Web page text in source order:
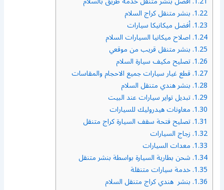
1.22. بنشر متنقل كراج السلام
1.23. أفضل ميكانيكا سيارات
1.24. اصلاح ميكانيا السيارات السلام
1.25. بنشر متنقل قريب من موقعي
1.26. تصليح مكيف سيارة السلام
1.27. قطع غيار سيارات جميع الاحجام والمقاسات
1.28. بنشر هندي متنقل السلام
1.29. تبديل تواير سيارات عند البيت
1.30. معاونات هيدروليك للسيارات
1.31. تصليح فتحة سقف السيارة كراج متنقل
1.32. زجاج السيارات
1.33. معدات السيارات
1.34. شحن بطارية السيارة بواسطة بنشر متنقل
1.35. خدمة سيارات متنقلة
1.36. بنشر هندي كراج متنقل السلام